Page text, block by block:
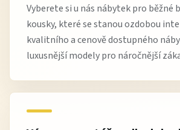
Vyberete si u nás nábytek pro běžné
kousky, které se stanou ozdobou
kvalitního a cenově dostupného
luxusnější modely pro náročnější